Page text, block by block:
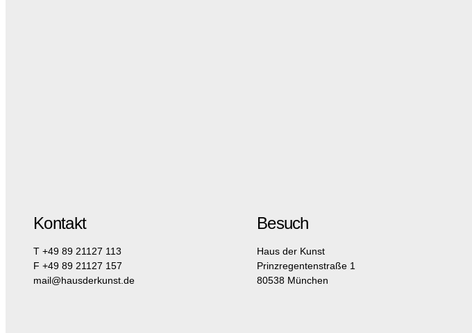
Kontakt
T +49 89 21127 113
F +49 89 21127 157
mail@hausderkunst.de
Besuch
Haus der Kunst
Prinzregentenstraße 1
80538 München